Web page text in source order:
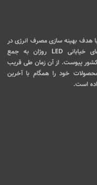
مهندسی نورفن اسپادانا در سال ۱۳۸۸ با هدف بهینه سازی مصرف انرژی در
سیستم های روشنایی و با تولید چراغ های خیابانی LED روژان به جمع
کشور پیوست. از آن زمان طی قریب
خود را همگام با آخرین
است.